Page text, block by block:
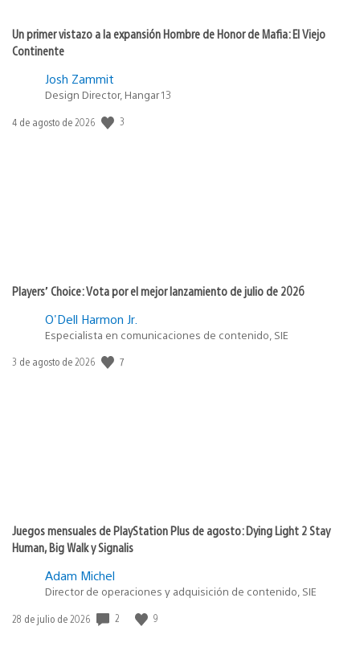
Un primer vistazo a la expansión Hombre de Honor de Mafia: El Viejo
Continente
Josh Zammit
Design Director, Hangar 13
Fecha
4 de agosto de 2026 3
Players’ Choice: Vota por el mejor lanzamiento de julio de 2026
O'Dell Harmon Jr.
Especialista en comunicaciones de contenido, SIE
Fecha
3 de agosto de 2026 7
Juegos mensuales de PlayStation Plus de agosto: Dying Light 2 Stay
Human, Big Walk y Signalis
Adam Michel
Director de operaciones y adquisición de contenido, SIE
Fecha
28 de julio de 2026 2 9